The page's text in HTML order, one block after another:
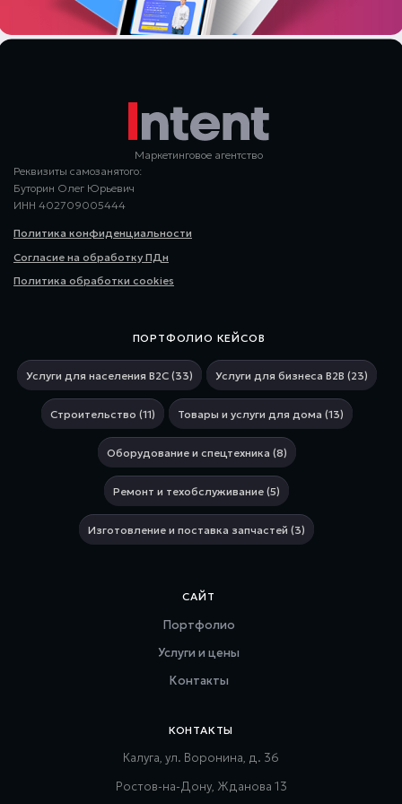
Маркетинговое агентство
Реквизиты самозанятого:
Буторин Олег Юрьевич
ИНН 402709005444
Политика конфиденциальности
Согласие на обработку ПДн
Политика обработки cookies
ПОРТФОЛИО КЕЙСОВ
Услуги для населения В2С (33) Услуги для бизнеса В2В (23)
Строительство (11) Товары и услуги для дома (13)
Оборудование и спецтехника (8)
Ремонт и техобслуживание (5)
Изготовление и поставка запчастей (3)
САЙТ
Портфолио
Услуги и цены
Контакты
КОНТАКТЫ
Калуга, ул. Воронина, д. 36
Ростов-на-Дону, Жданова 13